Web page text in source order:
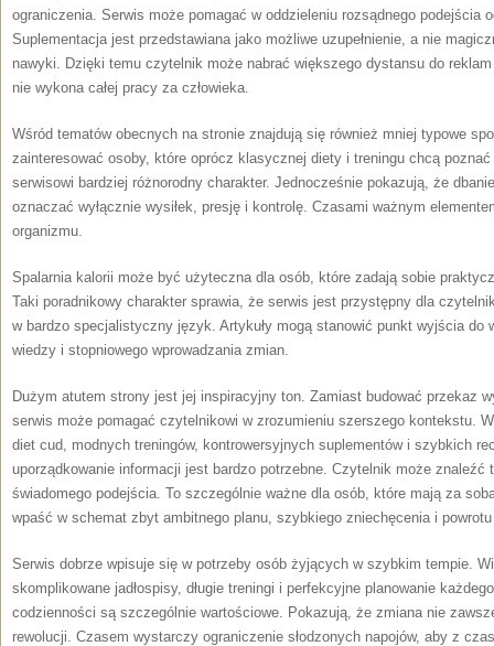
ograniczenia. Serwis może pomagać w oddzieleniu rozsądnego podejścia
Suplementacja jest przedstawiana jako możliwe uzupełnienie, a nie
nawyki. Dzięki temu czytelnik może nabrać większego dystansu do
nie wykona całej pracy za człowieka.
Wśród tematów obecnych na stronie znajdują się również mniej typowe
zainteresować osoby, które oprócz klasycznej diety i treningu chcą
serwisowi bardziej różnorodny charakter. Jednocześnie pokazują, że
oznaczać wyłącznie wysiłek, presję i kontrolę. Czasami ważnym
organizmu.
Spalarnia kalorii może być użyteczna dla osób, które zadają sobie
Taki poradnikowy charakter sprawia, że serwis jest przystępny dla
w bardzo specjalistyczny język. Artykuły mogą stanowić punkt wyjścia do
wiedzy i stopniowego wprowadzania zmian.
Dużym atutem strony jest jej inspiracyjny ton. Zamiast budować przekaz
serwis może pomagać czytelnikowi w zrozumieniu szerszego kontekstu.
diet cud, modnych treningów, kontrowersyjnych suplementów i szybkich
uporządkowanie informacji jest bardzo potrzebne. Czytelnik może
świadomego podejścia. To szczególnie ważne dla osób, które mają za
wpaść w schemat zbyt ambitnego planu, szybkiego zniechęcenia i
Serwis dobrze wpisuje się w potrzeby osób żyjących w szybkim tempie.
skomplikowane jadłospisy, długie treningi i perfekcyjne planowanie
codzienności są szczególnie wartościowe. Pokazują, że zmiana nie
rewolucji. Czasem wystarczy ograniczenie słodzonych napojów, aby z